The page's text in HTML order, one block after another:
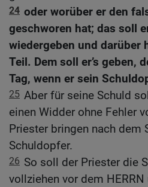
24 oder worüber er den
geschworen hat; das soll
wiedergeben und darüber
Teil. Dem soll er’s geben,
Tag, wenn er sein
25 Aber für seine Schuld
einen Widder ohne Fehler
Priester bringen nach dem
Schuldopfer.
26 So soll der Priester die
vollziehen vor dem